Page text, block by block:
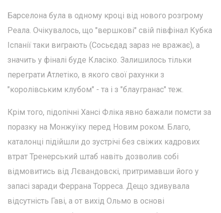
Барселона була в одному кроці від нового розгрому
Реала. Очікувалось, що "вершкові" свій півфінал Кубка
Іспанії таки виграють (Сосьєдад зараз не вражає), а
значить у фіналі буде Класіко. Залишилось тільки
переграти Атлетіко, в якого свої рахунки з
"королівським клубом" - та і з "блаугранас" теж.
Крім того, підопічні Хансі Фліка явно бажали помсти за
поразку на Монжуїку перед Новим роком. Благо,
каталонці підійшли до зустрічі без свіжих кадрових
втрат Тренерський штаб навіть дозволив собі
відмовитись від Лєвандовскі, притримавши його у
запасі заради Феррана Торреса. Дещо здивувала
відсутність Гаві, а от вихід Ольмо в основі